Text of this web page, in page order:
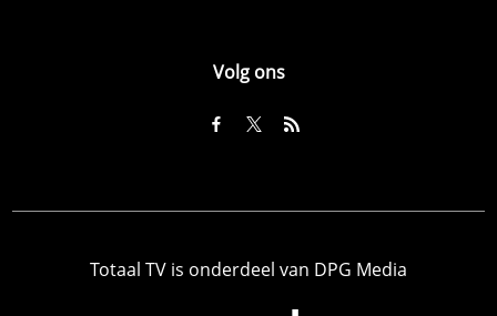
Volg ons
Totaal TV is onderdeel van DPG Media